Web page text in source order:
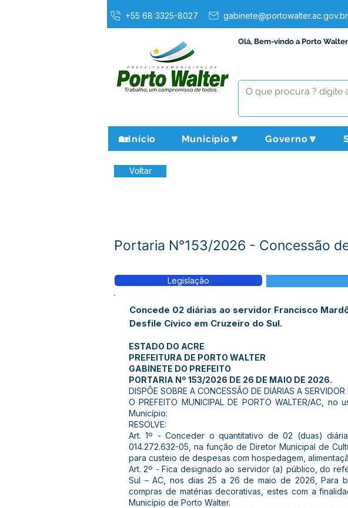
+55 68 3325-8027 gabinete@portowalter.ac.gov.br
Olá, Bem-vindo a Porto
🏡Início Município🔽 Governo🔽
Voltar
Portaria N°153/2026 - Concessão
Legislação
Concede 02 diárias ao servidor Francisco
Desfile Cívico em Cruzeiro do Sul.
ESTADO DO ACRE
PREFEITURA DE PORTO WALTER
GABINETE DO PREFEITO
PORTARIA Nº 153/2026 DE 26 DE MAIO DE 2026.
DISPÕE SOBRE A CONCESSÃO DE DIÁRIAS A
O PREFEITO MUNICIPAL DE PORTO WALTER/AC,
Município:
RESOLVE:
Art. 1º - Conceder o quantitativo de 02 (duas)
014.272.632-05, na função de Diretor Municipal de
para custeio de despesas com hospedagem,
Art. 2º - Fica designado ao servidor (a) público, do
Sul – AC, nos dias 25 a 26 de maio de 2026, Para
compras de matérias decorativas, estes com a
Município de Porto Walter.